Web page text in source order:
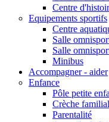
Centre
Equipements sportifs
Centre
Salle
Salle
Minibus
Accompagner - aider
Enfance
Pôle petite
Crèche
Parentalité